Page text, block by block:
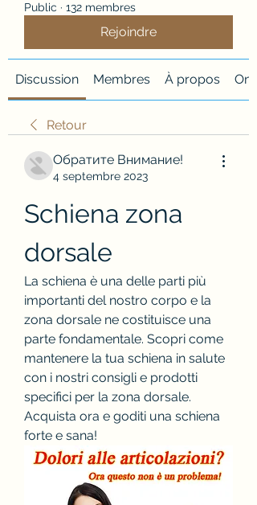
Public · 132 membres
Rejoindre
Discussion Membres À propos
Retour
Обратите Внимание!
4 septembre 2023
Schiena zona
dorsale
La schiena è una delle parti più
importanti del nostro corpo e la
zona dorsale ne costituisce una
parte fondamentale. Scopri come
mantenere la tua schiena in salute
con i nostri consigli e prodotti
specifici per la zona dorsale.
Acquista ora e goditi una schiena
forte e sana!